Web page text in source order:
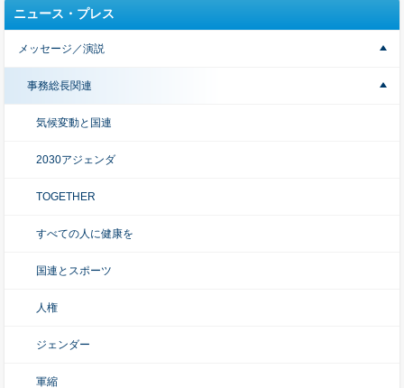
ニュース・プレス
メッセージ／演説
事務総長関連
気候変動と国連
2030アジェンダ
TOGETHER
すべての人に健康を
国連とスポーツ
人権
ジェンダー
軍縮